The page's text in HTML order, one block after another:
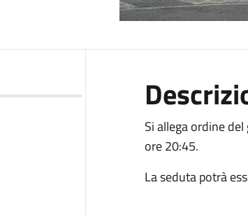
Si allega ordine
ore 20:45.
La seduta potrà